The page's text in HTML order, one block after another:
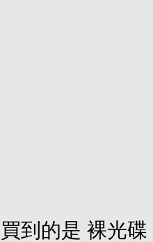
買到的是 裸光碟